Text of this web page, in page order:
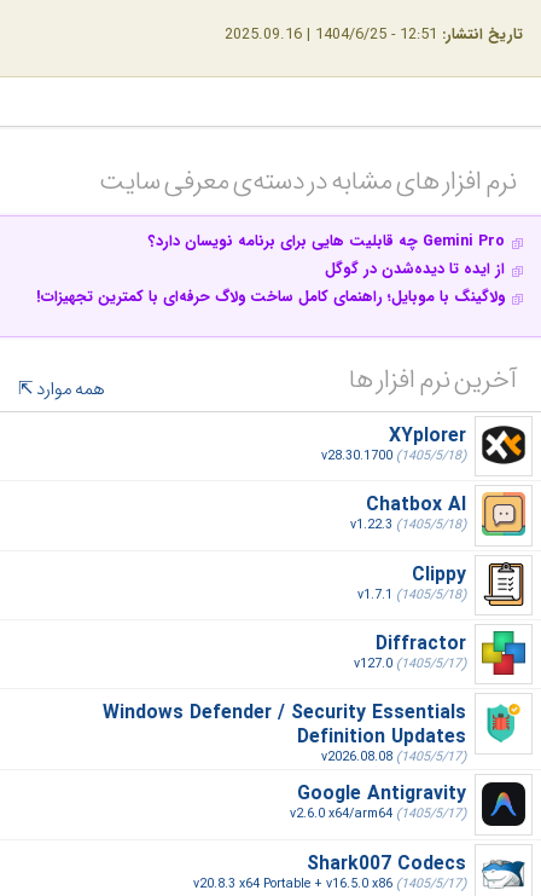
تاریخ انتشار:
نرم افزار های مشابه در دسته‌ی‌ معرفی سایت‎
Gemini Pro چه قابلیت هایی برای برنامه نویسان دارد؟
از ایده تا دیده‌شدن در گوگل
ولاگینگ با موبایل؛ راهنمای کامل ساخت ولاگ حرفه‌ای با کمترین تجهیزات!
آخرین نرم افزار ها
همه موارد
XYplorer
v28.30.1700 (1405/5/18)
Chatbox AI
v1.22.3 (1405/5/18)
Clippy
v1.7.1 (1405/5/18)
Diffractor
v127.0 (1405/5/17)
Windows Defender / Security Essentials
Definition Updates
v2026.08.08 (1405/5/17)
Google Antigravity
v2.6.0 x64/arm64 (1405/5/17)
Shark007 Codecs
v20.8.3 x64 Portable + v16.5.0 x86 (1405/5/17)